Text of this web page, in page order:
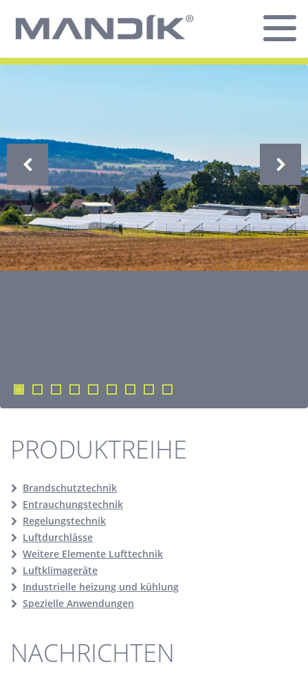
PRODUKTREIHE
Brandschutztechnik
Entrauchungstechnik
Regelungstechnik
Luftdurchlässe
Weitere Elemente Lufttechnik
Luftklimageräte
Industrielle heizung und kühlung
Spezielle Anwendungen
NACHRICHTEN